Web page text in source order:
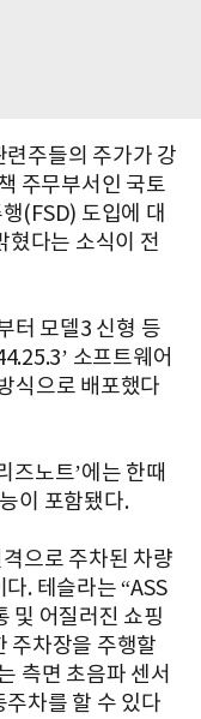
주들의 주가가 강
주무부서인 국토
(FSD) 도입에 대
혔다는 소식이 전
터 모델3 신형 등
소프트웨어
식으로 배포했다
즈노트’에는 한때
이 포함됐다.
으로 주차된 차량
. 테슬라는 “ASS
및 어질러진 쇼핑
주차장을 주행할
측면 초음파 센서
차를 할 수 있다